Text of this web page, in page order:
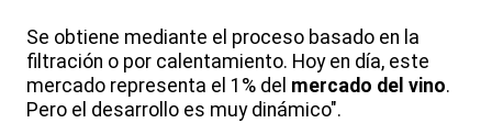
Se obtiene mediante el proceso basado en la
filtración o por calentamiento. Hoy en día, este
mercado representa el 1% del mercado del vino.
Pero el desarrollo es muy dinámico".